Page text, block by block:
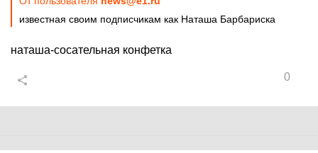
известная своим подписчикам как Наташа Барбариска
наташа-сосательная конфетка
0